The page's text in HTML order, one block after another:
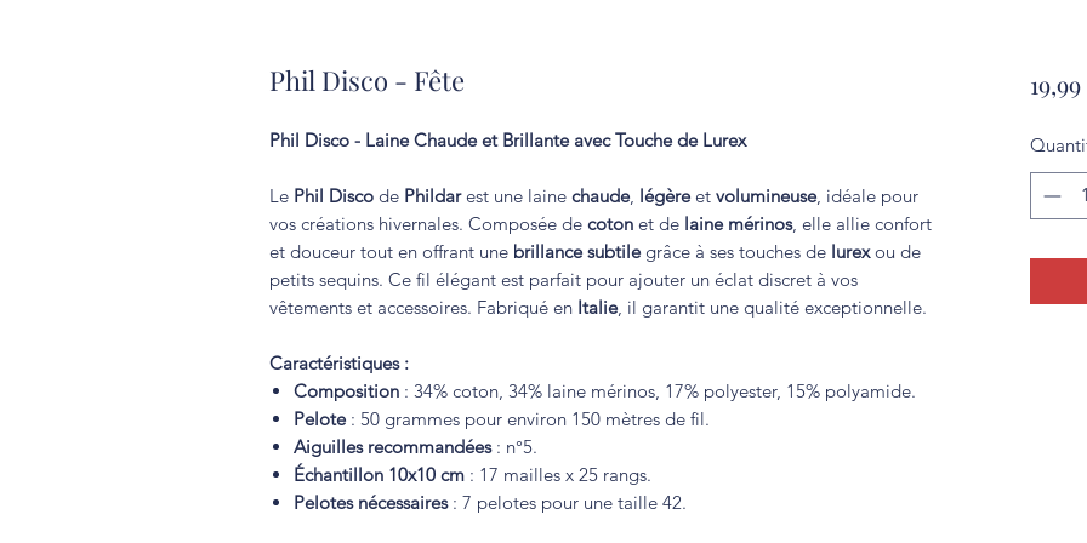
Phil Disco - Fête
Phil Disco - Laine Chaude et Brillante avec Touche de Lurex
Le Phil Disco de Phildarest une laine chaude, légèreet volumineuse, idéale pour
vos créations hivernales. Composée de coton et de laine mérinos, elle allie confort
et douceur tout en offrant une brillance subtilegrâce à ses touches de lurexou de
petits sequins. Ce fil élégant est parfait pour ajouter un éclat discret à vos
vêtements et accessoires. Fabriqué en Italie, il garantit une qualité exceptionnelle.
Caractéristiques :
Composition : 34% coton, 34% laine mérinos, 17% polyester, 15% polyamide.
Pelote: 50 grammes pour environ 150 mètres de fil.
Aiguilles recommandées: n°5.
Échantillon 10x10 cm : 17 mailles x 25 rangs.
Pelotes nécessaires: 7 pelotes pour une taille 42.